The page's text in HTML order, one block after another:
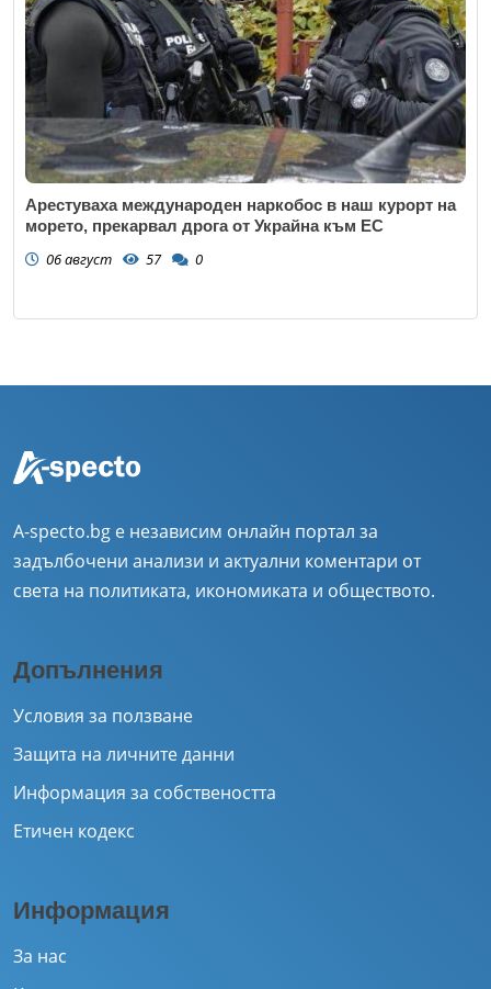
Арестуваха международен наркобос в наш курорт на
морето, прекарвал дрога от Украйна към ЕС
06 август 57 0
A-specto.bg е независим онлайн портал за
задълбочени анализи и актуални коментари от
света на политиката, икономиката и обществото.
Допълнения
Условия за ползване
Защита на личните данни
Информация за собствеността
Етичен кодекс
Информация
За нас